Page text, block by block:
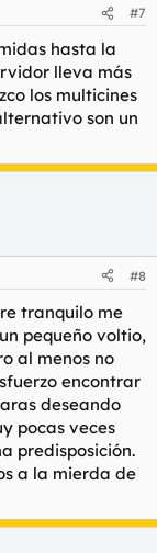
#7
hasta la
lleva más
los multicines
son un
#8
tranquilo me
pequeño voltio,
al menos no
encontrar
deseando
pocas veces
predisposición.
a la mierda de